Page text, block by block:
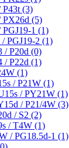
(3)
PX26d (5)
1 (1)
PGJ19-2 (1)
/ P20d (0)
/ P22d (1)
(1)
/ P21W (1)
/ PY21W (1)
/ P21/4W (3)
/ S2 (2)
/ T4W (1)
/ PG18.5d-1 (1)